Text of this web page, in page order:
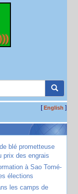
[English ]
blé prometteuse
prix des engrais
à Sao Tomé-
élections
les camps de